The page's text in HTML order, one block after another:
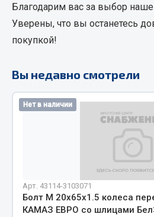
Болты
Гайки
Кольца стопорные
Пробки
Пружины
Хомуты
Соединительные
Благодарим вас за выбор
Уверены, что вы останетесь
покупкой!
Вы недавно смотрели
Нет в наличии
Арт. 43114-3103071
Болт М 20х65х1.5 колеса
КАМАЗ ЕВРО со шлицами